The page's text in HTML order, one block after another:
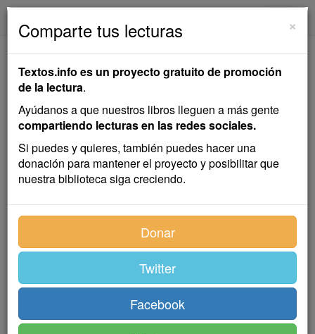
Arte Parietal
Arturo Robsy
Cuento
El Arte Parietal empezó en España pintando bisontes
o arqueros con sus atributos al aire. Los franceses,
cuando Marcelino de Sautuola publicó su
descubrimiento en 1880, no se lo creyeron. Sólo
cuando ellos encontraron los grabados de La Mouthe
y de Font—de—Gaume, en 1901, y necesitaron
presumir, acabaron aceptando que los bisontes de
Altamira eran verdaderamente antiguos.
No obstante, estos sabios no supieron librarse de la
×
Comparte tus lecturas
Textos.info es un proyecto gratuito de promoción
de la lectura.
Ayúdanos a que nuestros libros lleguen a más gente
compartiendo lecturas en las redes sociales.
Si puedes y quieres, también puedes hacer una
donación para mantener el proyecto y posibilitar que
nuestra biblioteca siga creciendo.
Donar
Twitter
Facebook